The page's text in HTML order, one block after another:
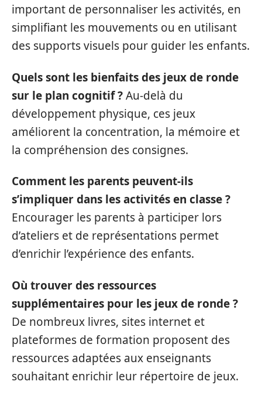
important de personnaliser les activités, en
simplifiant les mouvements ou en utilisant
des supports visuels pour guider les enfants.
Quels sont les bienfaits des jeux de ronde
sur le plan cognitif ?Au-delà du
développement physique, ces jeux
améliorent la concentration, la mémoire et
la compréhension des consignes.
Comment les parents peuvent-ils
s’impliquer dans les activités en classe ?
Encourager les parents à participer lors
d’ateliers et de représentations permet
d’enrichir l’expérience des enfants.
Où trouver des ressources
supplémentaires pour les jeux de ronde ?
De nombreux livres, sites internet et
plateformes de formation proposent des
ressources adaptées aux enseignants
souhaitant enrichir leur répertoire de jeux.